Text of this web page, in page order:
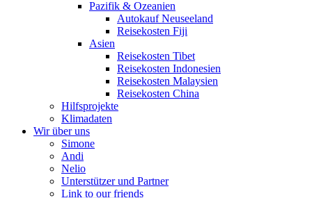
Pazifik & Ozeanien
Autokauf Neuseeland
Reisekosten Fiji
Asien
Reisekosten Tibet
Reisekosten Indonesien
Reisekosten Malaysien
Reisekosten China
Hilfsprojekte
Klimadaten
Wir über uns
Simone
Andi
Nelio
Unterstützer und Partner
Link to our friends